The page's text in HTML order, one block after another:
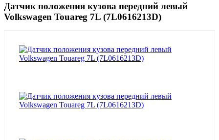
Датчик положения кузова передний левый
Volkswagen Touareg 7L (7L0616213D)